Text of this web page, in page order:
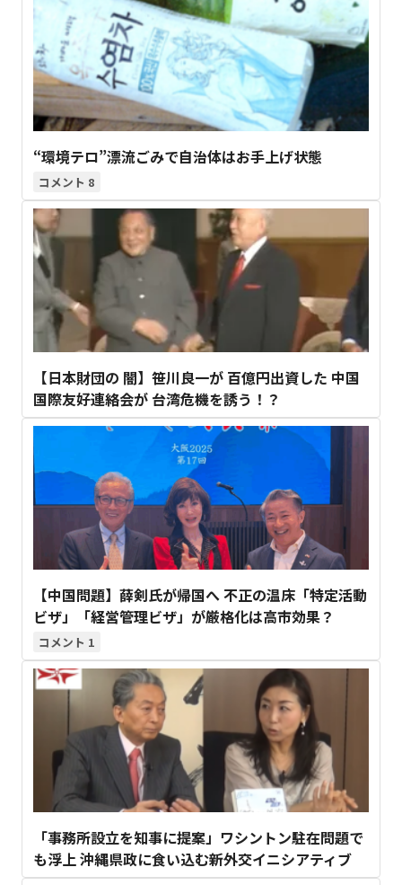
“環境テロ”漂流ごみで自治体はお手上げ状態
8
【日本財団の 闇】笹川良一が 百億円出資した 中国
国際友好連絡会が 台湾危機を誘う！？
【中国問題】薛剣氏が帰国へ 不正の温床「特定活動
ビザ」「経営管理ビザ」が厳格化は高市効果？
1
「事務所設立を知事に提案」ワシントン駐在問題で
も浮上 沖縄県政に食い込む新外交イニシアティブ